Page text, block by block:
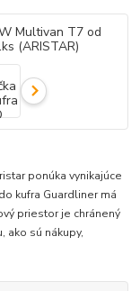
ponúka vynikajúce
kufra Guardliner má
priestor je chránený
ako sú nákupy,